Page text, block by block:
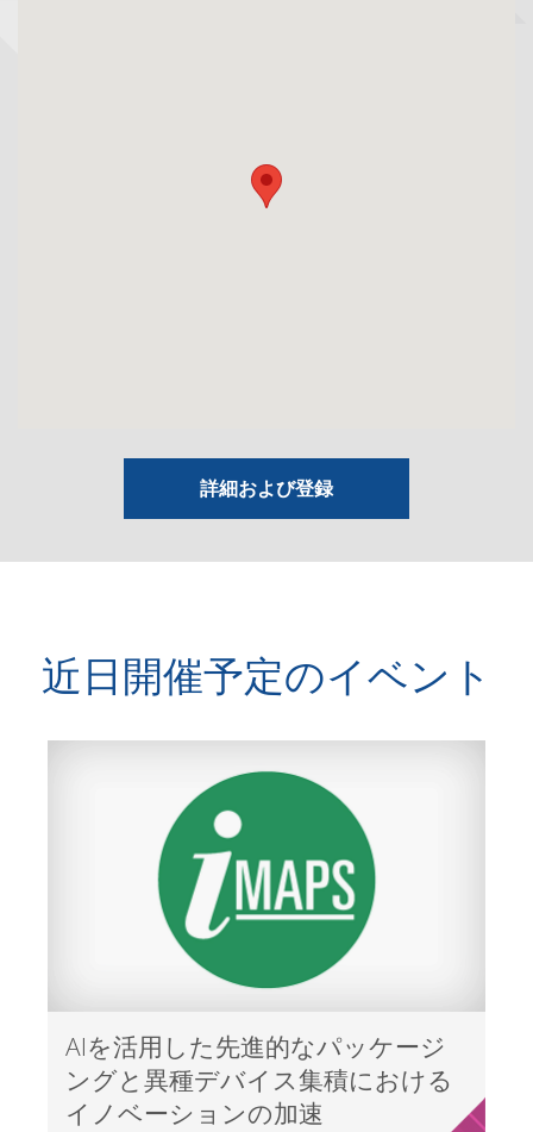
詳細および登録
近日開催予定のイベント
AIを活用した先進的なパッケージ
ングと異種デバイス集積における
イノベーションの加速